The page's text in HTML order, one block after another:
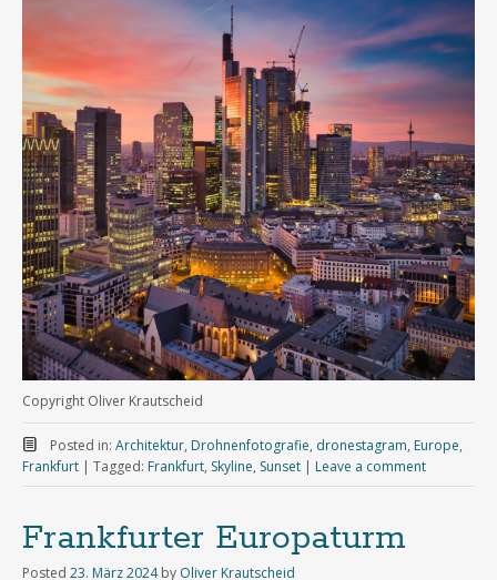
Copyright Oliver Krautscheid
Posted in: Architektur, Drohnenfotografie, dronestagram, Europe,
Frankfurt | Tagged: Frankfurt, Skyline, Sunset | Leave a comment
Frankfurter Europaturm
Posted 23. März 2024 by Oliver Krautscheid